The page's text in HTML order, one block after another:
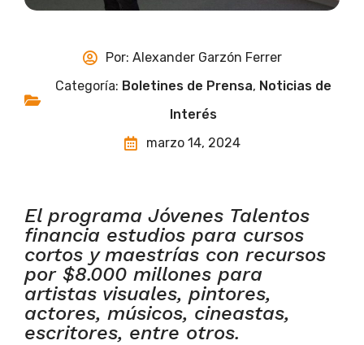
Por: Alexander Garzón Ferrer
Categoría: Boletines de Prensa, Noticias de
Interés
marzo 14, 2024
El programa Jóvenes Talentos
financia estudios para cursos
cortos y maestrías con recursos
por $8.000 millones para
artistas visuales, pintores,
actores, músicos, cineastas,
escritores, entre otros.